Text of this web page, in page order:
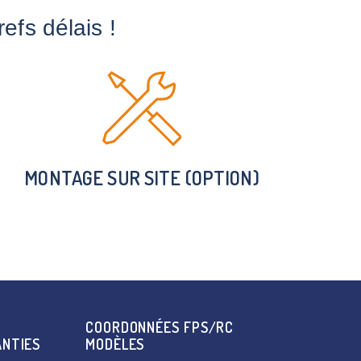
délais !
MONTAGE SUR SITE (OPTION)
COORDONNÉES FPS/RC
MODÈLES